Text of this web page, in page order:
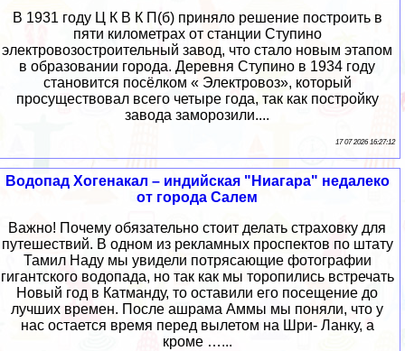
В 1931 году Ц К В К П(б) приняло решение построить в
пяти километрах от станции Ступино
электровозостроительный завод, что стало новым этапом
в образовании города. Деревня Ступино в 1934 году
становится посёлком « Электровоз», который
просуществовал всего четыре года, так как постройку
завода заморозили....
17 07 2026 16:27:12
Водопад Хогенакал – индийская "Ниагара" недалеко
от города Салем
Важно! Почему обязательно стоит делать страховку для
путешествий. В одном из рекламных проспектов по штату
Тамил Наду мы увидели потрясающие фотографии
гигантского водопада, но так как мы торопились встречать
Новый год в Катманду, то оставили его посещение до
лучших времен. После ашрама Аммы мы поняли, что у
нас остается время перед вылетом на Шри- Ланку, а
кроме …...